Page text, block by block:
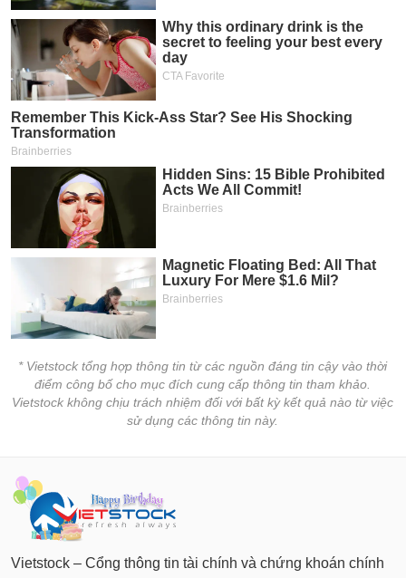
* Vietstock tổng hợp thông tin từ các nguồn đáng tin cậy vào thời
điểm công bố cho mục đích cung cấp thông tin tham khảo.
Vietstock không chịu trách nhiệm đối với bất kỳ kết quả nào từ việc
sử dụng các thông tin này.
Vietstock – Cổng thông tin tài chính và chứng khoán chính